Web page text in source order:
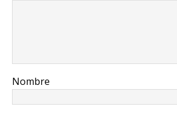
Nombre